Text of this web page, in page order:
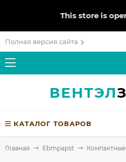
This store is
Полная версия сайта
ВЕНТЭЛ
КАТАЛОГ ТОВАРОВ
Главная Ebmpapst Компактные